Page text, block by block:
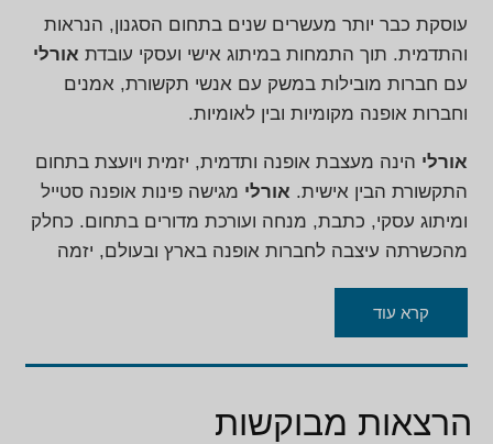
עוסקת כבר יותר מעשרים שנים בתחום הסגנון, הנראות
והתדמית. תוך התמחות במיתוג אישי ועסקי עובדת אורלי
עם חברות מובילות במשק עם אנשי תקשורת, אמנים
וחברות אופנה מקומיות ובין לאומיות.
אורלי הינה מעצבת אופנה ותדמית, יזמית ויועצת בתחום
התקשורת הבין אישית. אורלי מגישה פינות אופנה סטייל
ומיתוג עסקי, כתבת, מנחה ועורכת מדורים בתחום. כחלק
מהכשרתה עיצבה לחברות אופנה בארץ ובעולם, יזמה
קרא עוד
הרצאות מבוקשות